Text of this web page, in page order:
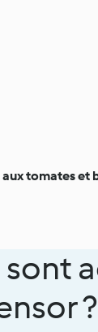
aux tomates et
?